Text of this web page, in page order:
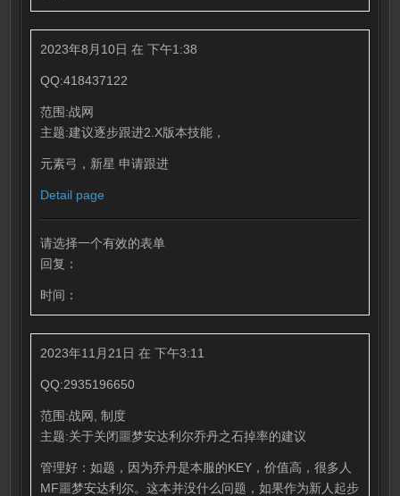
2023年8月10日 在 下午1:38
QQ:418437122
范围:战网
主题:建议逐步跟进2.X版本技能，
元素弓，新星 申请跟进
Detail page
请选择一个有效的表单
回复：
时间：
2023年11月21日 在 下午3:11
QQ:2935196650
范围:战网, 制度
主题:关于关闭噩梦安达利尔乔丹之石掉率的建议
管理好：如题，因为乔丹是本服的KEY，价值高，很多人
MF噩梦安达利尔。这本并没什么问题，如果作为新人起步